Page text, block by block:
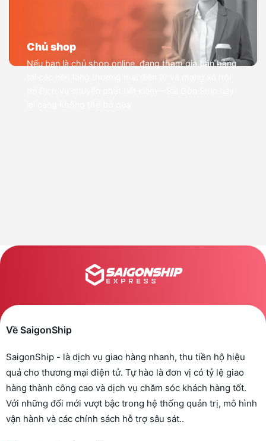
Chủ shop
Nếu bạn là chủ shop online, đang tham gia bán hàng
Về SaigonShip
SaigonShip - là dịch vụ giao hàng nhanh, thu tiền hộ hiệu
quả cho thương mại điện tử. Tự hào là đơn vị có tỷ lệ giao
hàng thành công cao và dịch vụ chăm sóc khách hàng tốt.
Với những đổi mới vượt bậc trong hệ thống quản trị, mô hình
vận hành và các chính sách hỗ trợ sâu sát..